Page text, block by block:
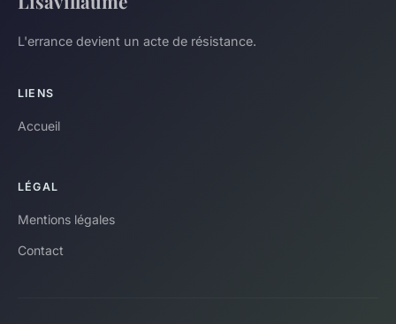
L'errance devient un acte de résistance.
LIENS
Accueil
LÉGAL
Mentions légales
Contact